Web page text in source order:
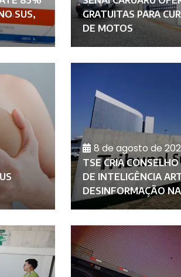
SUS,
GRATUITAS PARA
DE MOTOS
8 de agosto de
TSE CRIA
DE INTELIGÊNCIA
DESINFORMAÇÃO